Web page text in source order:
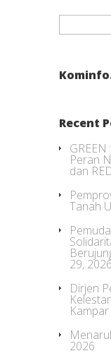
Search
Recent
Peran
dan
Tanah
29,
Dirjen
Kampar
2026